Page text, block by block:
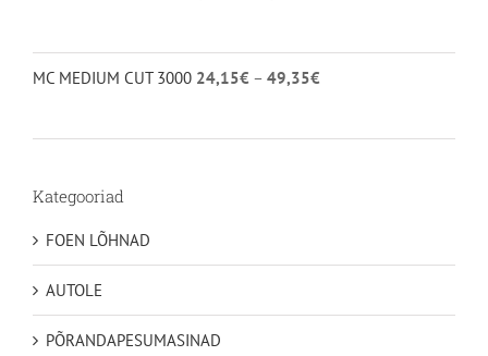
39,90€
MC MEDIUM CUT 3000 24,15€ – 49,35€
Kategooriad
FOEN LÕHNAD
AUTOLE
PÕRANDAPESUMASINAD